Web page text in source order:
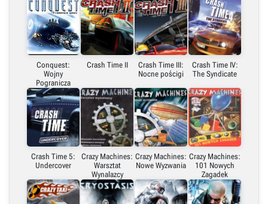
Conquest:
Wojny
Pogranicza
Crash Time II
Crash Time III:
Nocne pościgi
Crash Time IV:
The Syndicate
Crash Time 5:
Undercover
Crazy Machines:
Warsztat
Wynalazcy
Crazy Machines:
Nowe Wyzwania
Crazy Machines:
101 Nowych
Zagadek